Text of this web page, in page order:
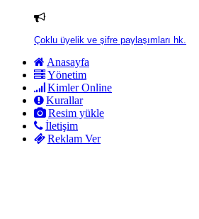
Çoklu üyelik ve şifre paylaşımları hk.
Anasayfa
Yönetim
Kimler Online
Kurallar
Resim yükle
İletişim
Reklam Ver